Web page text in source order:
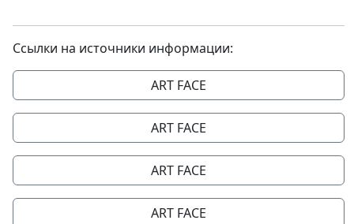
Ссылки на источники информации:
ART FACE
ART FACE
ART FACE
ART FACE